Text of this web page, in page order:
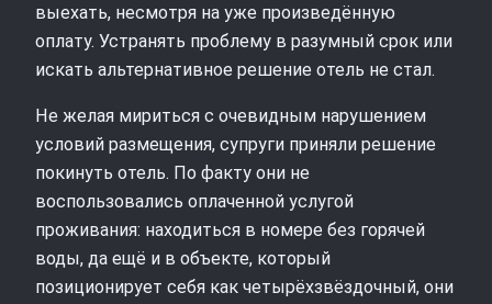
выехать, несмотря на уже произведённую
оплату. Устранять проблему в разумный срок или
искать альтернативное решение отель не стал.
Не желая мириться с очевидным нарушением
условий размещения, супруги приняли решение
покинуть отель. По факту они не
воспользовались оплаченной услугой
проживания: находиться в номере без горячей
воды, да ещё и в объекте, который
позиционирует себя как четырёхзвёздочный, они